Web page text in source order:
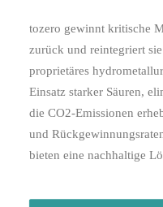
tozero gewinnt kritische
zurück und reintegriert
proprietäres
Einsatz starker Säuren,
die CO2-Emissionen
und
bieten eine nachhaltige